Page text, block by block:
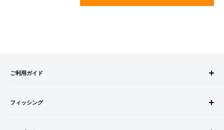
ご利用ガイド
お支払方法
フィッシング